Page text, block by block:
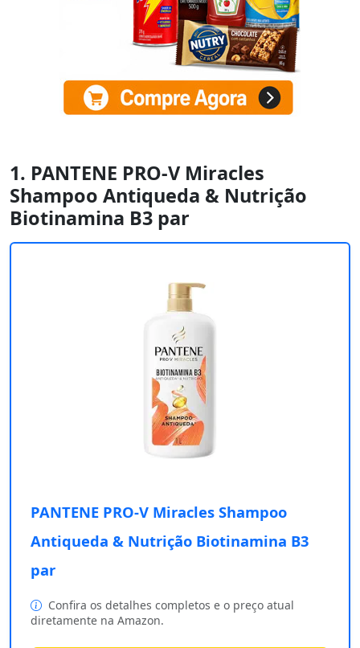
1. PANTENE PRO-V Miracles
Shampoo Antiqueda & Nutrição
Biotinamina B3 par
PANTENE PRO-V Miracles Shampoo
Antiqueda & Nutrição Biotinamina B3
par
Confira os detalhes completos e o preço atual
diretamente na Amazon.